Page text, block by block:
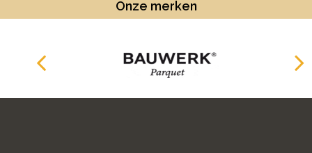
Onze merken